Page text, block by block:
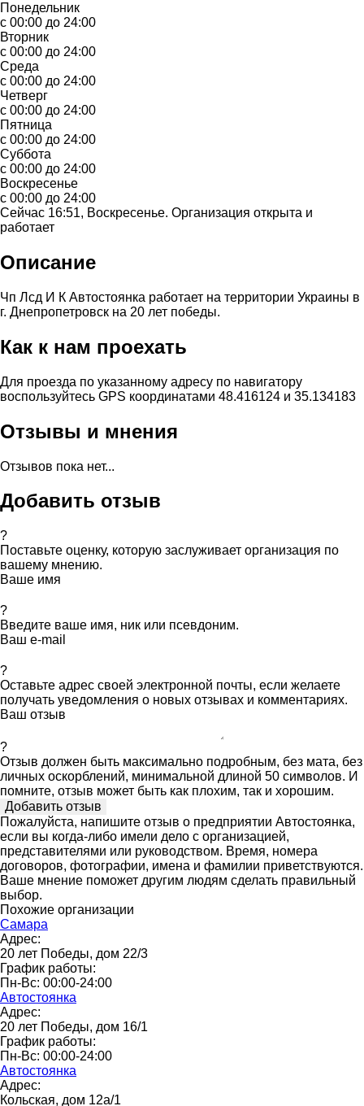
Понедельник
с 00:00 до 24:00
Вторник
с 00:00 до 24:00
Среда
с 00:00 до 24:00
Четверг
с 00:00 до 24:00
Пятница
с 00:00 до 24:00
Суббота
с 00:00 до 24:00
Воскресенье
с 00:00 до 24:00
Сейчас 16:51, Воскресенье. Организация открыта и
работает
Описание
Чп Лсд И К Автостоянка работает на территории Украины в
г. Днепропетровск на 20 лет победы.
Как к нам проехать
Для проезда по указанному адресу по навигатору
воспользуйтесь GPS координатами 48.416124 и 35.134183
Отзывы и мнения
Отзывов пока нет...
Добавить отзыв
?
Поставьте оценку, которую заслуживает организация по
вашему мнению.
Ваше имя
?
Введите ваше имя, ник или псевдоним.
Ваш e-mail
?
Оставьте адрес своей электронной почты, если желаете
получать уведомления о новых отзывах и комментариях.
Ваш отзыв
?
Отзыв должен быть максимально подробным, без мата, без
личных оскорблений, минимальной длиной 50 символов. И
помните, отзыв может быть как плохим, так и хорошим.
Пожалуйста, напишите отзыв о предприятии Автостоянка,
если вы когда-либо имели дело с организацией,
представителями или руководством. Время, номера
договоров, фотографии, имена и фамилии приветствуются.
Ваше мнение поможет другим людям сделать правильный
выбор.
Похожие организации
Самара
Адрес:
20 лет Победы, дом 22/3
График работы:
Пн-Вс: 00:00-24:00
Автостоянка
Адрес:
20 лет Победы, дом 16/1
График работы:
Пн-Вс: 00:00-24:00
Автостоянка
Адрес:
Кольская, дом 12а/1